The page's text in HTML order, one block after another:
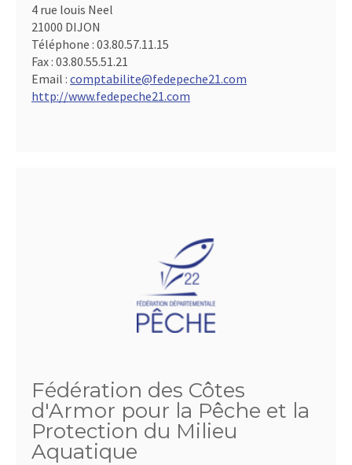
4 rue louis Neel
21000 DIJON
Téléphone : 03.80.57.11.15
Fax : 03.80.55.51.21
Email : comptabilite@fedepeche21.com
http://www.fedepeche21.com
Fédération des Côtes
d'Armor pour la Pêche et la
Protection du Milieu
Aquatique